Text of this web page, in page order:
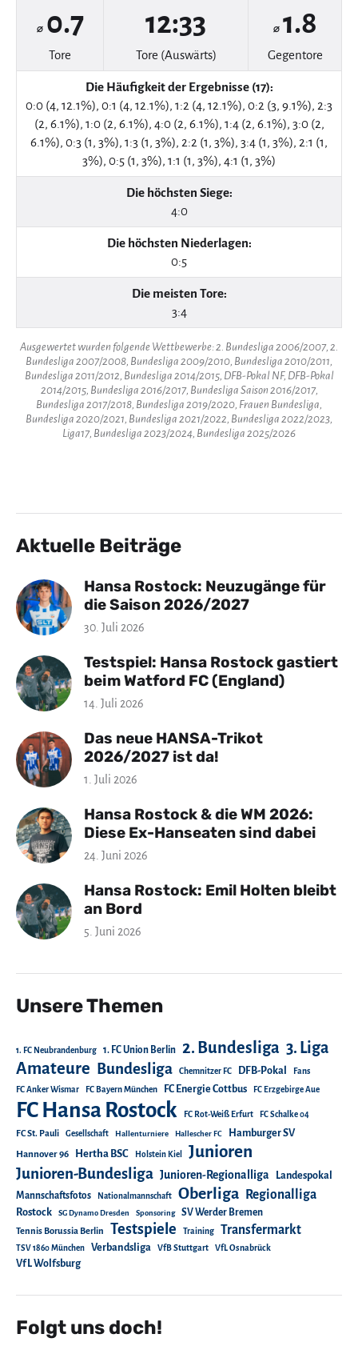
⌀ 0.7
Tore
12:33
Tore (Auswärts)
⌀ 1.8
Gegentore
Die Häufigkeit der Ergebnisse (17):
0:0 (4, 12.1%), 0:1 (4, 12.1%), 1:2 (4, 12.1%), 0:2 (3, 9.1%), 2:3
(2, 6.1%), 1:0 (2, 6.1%), 4:0 (2, 6.1%), 1:4 (2, 6.1%), 3:0 (2,
6.1%), 0:3 (1, 3%), 1:3 (1, 3%), 2:2 (1, 3%), 3:4 (1, 3%), 2:1 (1,
3%), 0:5 (1, 3%), 1:1 (1, 3%), 4:1 (1, 3%)
Die höchsten Siege:
4:0
Die höchsten Niederlagen:
0:5
Die meisten Tore:
3:4
Ausgewertet wurden folgende Wettbewerbe: 2. Bundesliga 2006/2007, 2.
Bundesliga 2007/2008, Bundesliga 2009/2010, Bundesliga 2010/2011,
Bundesliga 2011/2012, Bundesliga 2014/2015, DFB-Pokal NF, DFB-Pokal
2014/2015, Bundesliga 2016/2017, Bundesliga Saison 2016/2017,
Bundesliga 2017/2018, Bundesliga 2019/2020, Frauen Bundesliga,
Bundesliga 2020/2021, Bundesliga 2021/2022, Bundesliga 2022/2023,
Liga17, Bundesliga 2023/2024, Bundesliga 2025/2026
Aktuelle Beiträge
Hansa Rostock: Neuzugänge für
die Saison 2026/2027
30. Juli 2026
Testspiel: Hansa Rostock gastiert
beim Watford FC (England)
14. Juli 2026
Das neue HANSA-Trikot
2026/2027 ist da!
1. Juli 2026
Hansa Rostock & die WM 2026:
Diese Ex-Hanseaten sind dabei
24. Juni 2026
Hansa Rostock: Emil Holten bleibt
an Bord
5. Juni 2026
Unsere Themen
1. FC Neubrandenburg 1. FC Union Berlin 2. Bundesliga 3. Liga
Amateure Bundesliga Chemnitzer FC DFB-Pokal Fans
FC Anker Wismar FC Bayern München FC Energie Cottbus FC Erzgebirge Aue
FC Hansa Rostock FC Rot-Weiß Erfurt FC Schalke 04
FC St. Pauli Gesellschaft Hallenturniere Hallescher FC Hamburger SV
Hannover 96 Hertha BSC Holstein Kiel Junioren
Junioren-Bundesliga Junioren-Regionalliga
Landespokal
Mannschaftsfotos
Nationalmannschaft Oberliga Regionalliga
Rostock SG Dynamo Dresden Sponsoring SV Werder Bremen
Tennis Borussia Berlin Testspiele Training Transfermarkt
TSV 1860 München Verbandsliga VfB Stuttgart VfL Osnabrück
VfL Wolfsburg
Folgt uns doch!